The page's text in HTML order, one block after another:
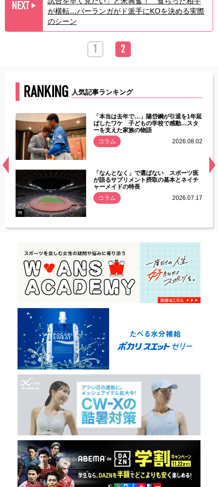
NEXT ▶︎
が横転…バーランガがド派手にKOを決める実際
のシーン
1 2
RANKING 人気記事ランキング
常
「本当は去年で…」陽岱鋼が引退を1年延
ばしたワケ 子どもの学校で感動…スタ
ーを支えた家族の物語
コラム
2026.08.02
PR
「なんとなく」で選ばない スポーツ医
が語るサプリメント摂取の基本とネイチ
ャーメイドの特長
コラム
2026.07.17